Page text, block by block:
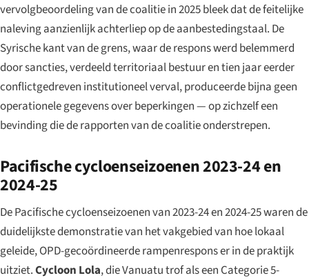
vervolgbeoordeling van de coalitie in 2025 bleek dat de feitelijke
naleving aanzienlijk achterliep op de aanbestedingstaal. De
Syrische kant van de grens, waar de respons werd belemmerd
door sancties, verdeeld territoriaal bestuur en tien jaar eerder
conflictgedreven institutioneel verval, produceerde bijna geen
operationele gegevens over beperkingen — op zichzelf een
bevinding die de rapporten van de coalitie onderstrepen.
Pacifische cycloenseizoenen 2023-24 en
2024-25
De Pacifische cycloenseizoenen van 2023-24 en 2024-25 waren de
duidelijkste demonstratie van het vakgebied van hoe lokaal
geleide, OPD-gecoördineerde rampenrespons er in de praktijk
uitziet.Cycloon Lola, die Vanuatu trof als een Categorie 5-